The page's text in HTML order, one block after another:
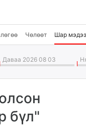
Чөлөөт Шар мэдээ
Даваа 2026 08 03
бүл"